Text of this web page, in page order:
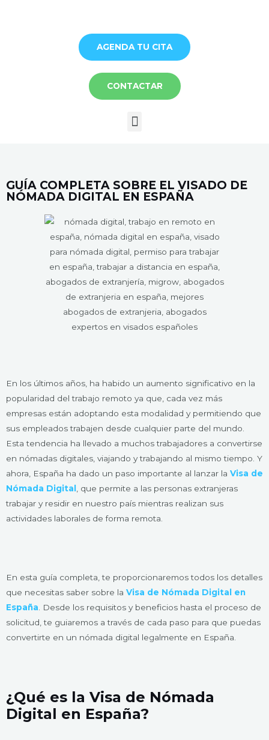
AGENDA TU CITA
CONTACTAR
Menú
GUÍA COMPLETA SOBRE EL VISADO DE
NÓMADA DIGITAL EN ESPAÑA
En los últimos años, ha habido un aumento significativo en la
popularidad del trabajo remoto ya que, cada vez más
empresas están adoptando esta modalidad y permitiendo que
sus empleados trabajen desde cualquier parte del mundo.
Esta tendencia ha llevado a muchos trabajadores a convertirse
en nómadas digitales, viajando y trabajando al mismo tiempo. Y
ahora, España ha dado un paso importante al lanzar la Visa de
Nómada Digital
, que permite a las personas extranjeras
trabajar y residir en nuestro país mientras realizan sus
actividades laborales de forma remota.
En esta guía completa, te proporcionaremos todos los detalles
que necesitas saber sobre la Visa de Nómada Digital en
España . Desde los requisitos y beneficios hasta el proceso de
solicitud, te guiaremos a través de cada paso para que puedas
convertirte en un nómada digital legalmente en España.
¿Qué es la Visa de Nómada
Digital en España?